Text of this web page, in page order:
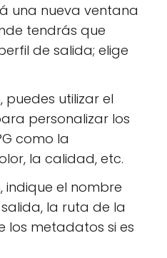
una nueva ventana
tendrás que
de salida; elige
puedes utilizar el
personalizar los
como la
la calidad, etc.
indique el nombre
la ruta de la
los metadatos si es